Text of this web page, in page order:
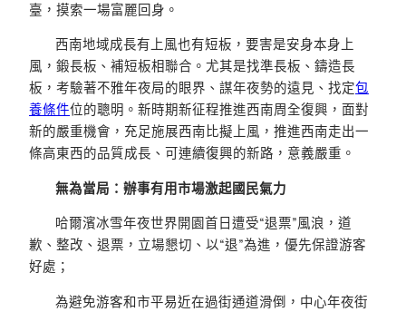
臺，摸索一場富麗回身。
西南地域成長有上風也有短板，要害是安身本身上
風，鍛長板、補短板相聯合。尤其是找準長板、鑄造長
板，考驗著不雅年夜局的眼界、謀年夜勢的遠見、找定包
養條件位的聰明。新時期新征程推進西南周全復興，面對
新的嚴重機會，充足施展西南比擬上風，推進西南走出一
條高東西的品質成長、可連續復興的新路，意義嚴重。
無為當局：辦事有用市場激起國民氣力
哈爾濱冰雪年夜世界開園首日遭受“退票”風浪，道
歉、整改、退票，立場懇切、以“退”為進，優先保證游客
好處；
為避免游客和市平易近在過街通道滑倒，中心年夜街